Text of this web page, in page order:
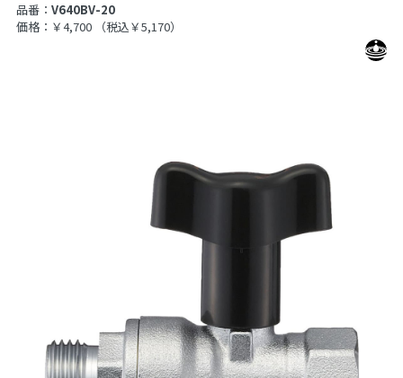
品番： V640BV-20
価格：￥4,700
（税込￥5,170）